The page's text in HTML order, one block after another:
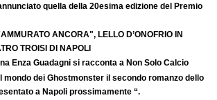
quella della 20esima edizione del Premio
ANCORA", LELLO D’ONOFRIO IN
TROISI DI NAPOLI
Enza Guadagni si racconta a Non Solo Calcio
mondo dei Ghostmonster il secondo romanzo dello
a Napoli prossimamente “.